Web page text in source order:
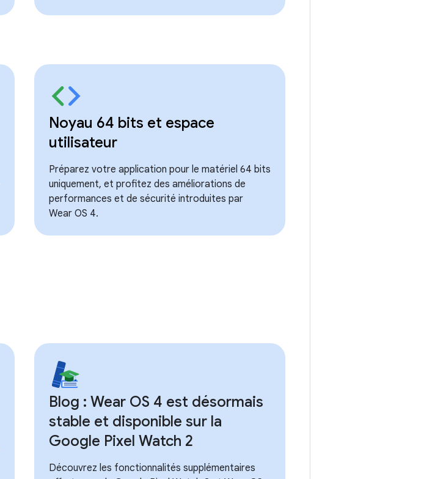
Noyau 64 bits et espace
utilisateur
Préparez votre application pour le matériel 64 bits
uniquement, et profitez des améliorations de
performances et de sécurité introduites par
Wear OS 4.
Blog : Wear OS 4 est désormais
stable et disponible sur la
Google Pixel Watch 2
Découvrez les fonctionnalités supplémentaires